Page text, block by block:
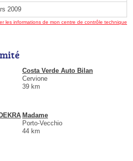
2009
les informations de mon centre de contrôle technique
Costa Verde Auto Bilan
Cervione
39 km
Madame
Porto-Vecchio
44 km